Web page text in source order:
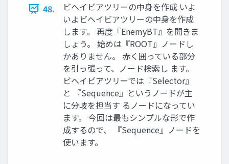
48.
ビヘイビアツリーの中身を作成 いよ
いよビヘイビアツリーの中身を作成
します。 再度『EnemyBT』を開きま
しょう。 始めは『ROOT』ノードし
かありません。 赤く囲っている部分
を引っ張って、ノード検索し ます。
ビヘイビアツリーでは『Selector』
と 『Sequence』というノードが主
に分岐を担当す るノードになってい
ます。 今回は最もシンプルな形で作
成するので、 『Sequence』ノードを
使います。